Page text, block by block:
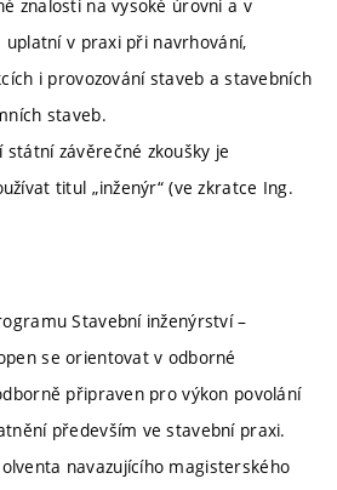
znalosti na vysoké úrovni a v
v praxi při navrhování,
i provozování staveb a stavebních
staveb.
státní závěrečné zkoušky je
titul „inženýr“ (ve zkratce Ing.
Stavební inženýrství –
se orientovat v odborné
připraven pro výkon povolání
především ve stavební praxi.
navazujícího magisterského